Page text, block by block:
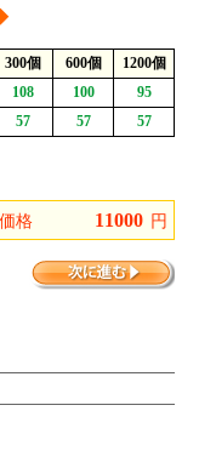
300個 600個
1200個
108 100
95
57 57 57
価格 円